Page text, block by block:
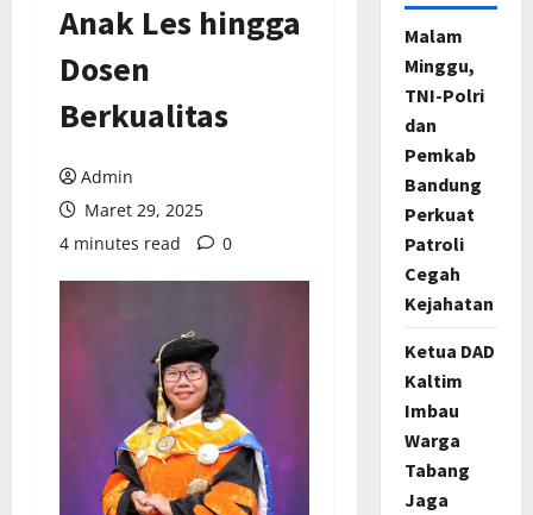
Anak Les hingga
Dosen
Berkualitas
Admin
Maret 29, 2025
4 minutes read
0
Malam
Minggu,
TNI-Polri
dan
Pemkab
Bandung
Perkuat
Patroli
Cegah
Kejahatan
Ketua DAD
Kaltim
Imbau
Warga
Tabang
Jaga